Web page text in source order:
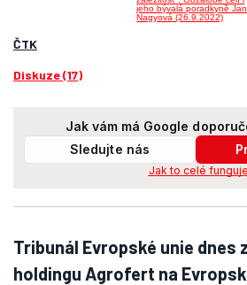
ČTK
Diskuze (17)
Jak vám má Google
Sledujte nás
Jak to celé funguje
Tribunál Evropské unie dnes
holdingu Agrofert na